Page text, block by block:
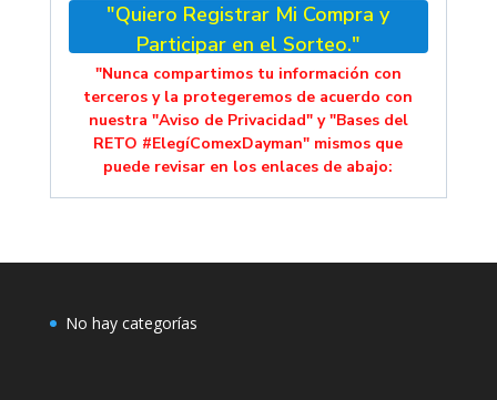
"Quiero Registrar Mi Compra y
Participar en el Sorteo."
"Nunca compartimos tu información con
terceros y la protegeremos de acuerdo con
nuestra "Aviso de Privacidad" y "Bases del
RETO #ElegíComexDayman" mismos que
puede revisar en los enlaces de abajo:
No hay categorías